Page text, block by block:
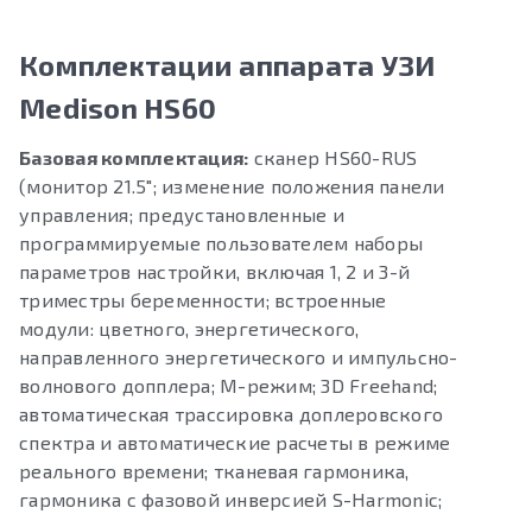
Комплектации аппарата УЗИ
Medison HS60
Базовая комплектация: сканер HS60-RUS
(монитор 21.5″; изменение положения панели
управления; предустановленные и
программируемые пользователем наборы
параметров настройки, включая 1, 2 и 3-й
триместры беременности; встроенные
модули: цветного, энергетического,
направленного энергетического и импульсно-
волнового допплера; М-режим; 3D Freehand;
автоматическая трассировка доплеровского
спектра и автоматические расчеты в режиме
реального времени; тканевая гармоника,
гармоника с фазовой инверсией S-Harmonic;